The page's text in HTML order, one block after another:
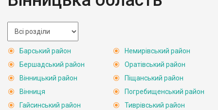
Барський район
Бершадський район
Вінницький район
Вінниця
Гайсинський район
Немирівський район
Оратівський район
Піщанський район
Погребищенський район
Тиврівський район